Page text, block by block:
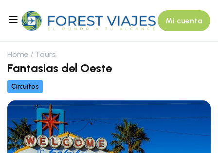
Mi cuenta
Home Tours
Fantasias del Oeste
Circuitos